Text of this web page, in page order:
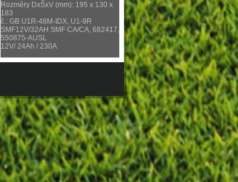
Rozměry DxŠxV (mm): 195 x 130 x
183
č.: GB U1R-48M-IDX, U1-9R
SMF12V/32AH SMF CA/CA, 682417,
550875-AUSL
12V/ 24Ah / 230A